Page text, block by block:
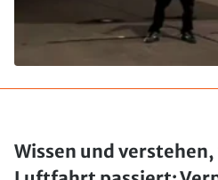
Wissen und